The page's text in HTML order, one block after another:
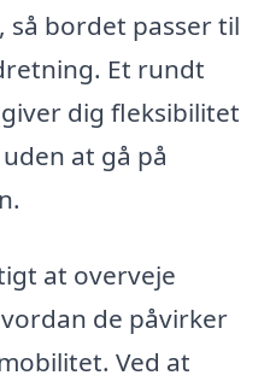
bordet passer til
Et rundt
dig fleksibilitet
at gå på
at overveje
de påvirker
Ved at